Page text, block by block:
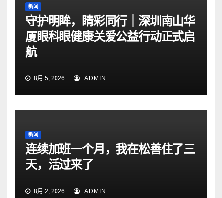
新闻
守护明眸，睛彩同行｜深圳南山华
厦眼科眼健康关爱公益行动正式启
航
8月 5, 2026 ADMIN
新闻
连续加班一个月，我在松善住了三
天，活过来了
8月 2, 2026 ADMIN